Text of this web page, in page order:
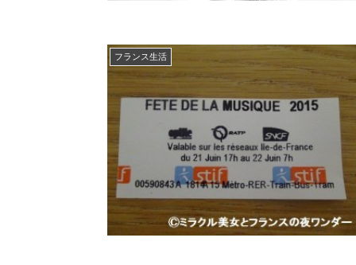
フランス生活